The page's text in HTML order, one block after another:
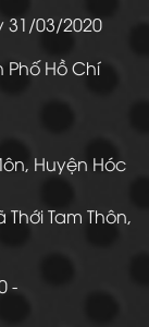
31/03/2020
Phố Hồ Chí
Huyện Hóc
Thới Tam Thôn,
16 9900 -